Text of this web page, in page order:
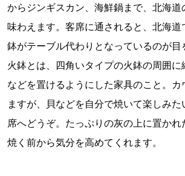
からジンギスカン、海鮮鍋まで、北海
味わえます。客席に通されると、北海道
鉢がテーブル代わりとなっているのが
火鉢とは、四角いタイプの火鉢の周囲
などを置けるようにした家具のこと。カ
ますが、貝などを自分で焼いて楽しみ
席へどうぞ。たっぷりの灰の上に置かれ
焼く前から気分を高めてくれます。